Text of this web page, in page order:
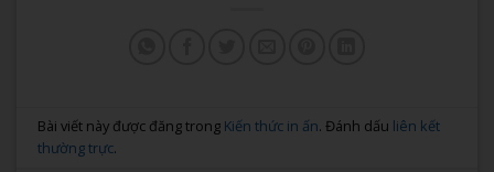
Bài viết này được đăng trong Kiến thức in ấn. Đánh dấu liên kết
thường trực.